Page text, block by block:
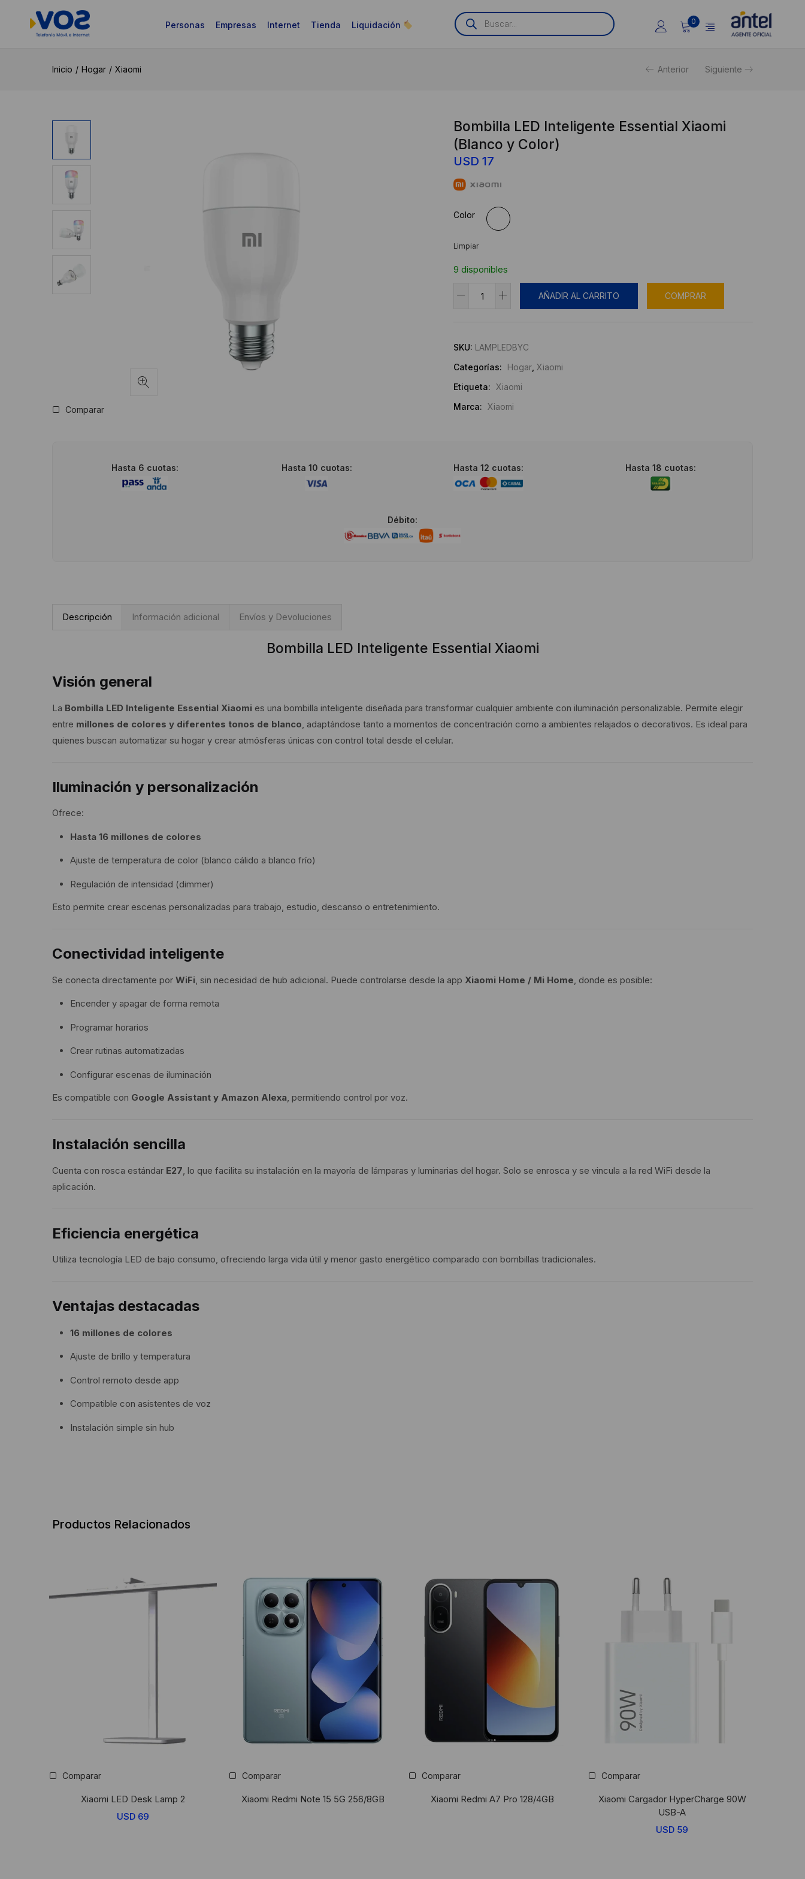
Personas Empresas Internet Tienda Liquidación
Búsqueda
de
productos
0
Inicio Hogar Xiaomi Anterior Siguiente
Comparar
Bombilla LED Inteligente Essential Xiaomi
(Blanco y Color)
USD 17
Color
Limpiar
9 disponibles
Xiaomi
(Blanco
y
AÑADIR AL CARRITO COMPRAR
SKU: LAMPLEDBYC
Categorías:
Hogar Xiaomi
Etiqueta: Xiaomi
Marca: Xiaomi
Hasta 6 cuotas: Hasta 10 cuotas: Hasta 12 cuotas: Hasta 18 cuotas:
Débito:
Descripción Información adicional Envíos y Devoluciones
Bombilla LED Inteligente Essential Xiaomi
Visión general
La Bombilla LED Inteligente Essential Xiaomi es una bombilla inteligente diseñada para transformar cualquier ambiente con iluminación personalizable. Permite elegir
entre millones de colores y diferentes tonos de blanco , adaptándose tanto a momentos de concentración como a ambientes relajados o decorativos. Es ideal para
quienes buscan automatizar su hogar y crear atmósferas únicas con control total desde el celular.
Iluminación y personalización
Ofrece:
Hasta 16 millones de colores
Ajuste de temperatura de color (blanco cálido a blanco frío)
Regulación de intensidad (dimmer)
Esto permite crear escenas personalizadas para trabajo, estudio, descanso o entretenimiento.
Conectividad inteligente
Se conecta directamente por WiFi , sin necesidad de hub adicional. Puede controlarse desde la app Xiaomi Home / Mi Home , donde es posible:
Encender y apagar de forma remota
Programar horarios
Crear rutinas automatizadas
Configurar escenas de iluminación
Es compatible con Google Assistant y Amazon Alexa, permitiendo control por voz.
Instalación sencilla
Cuenta con rosca estándar E27 , lo que facilita su instalación en la mayoría de lámparas y luminarias del hogar. Solo se enrosca y se vincula a la red WiFi desde la
aplicación.
Eficiencia energética
Utiliza tecnología LED de bajo consumo, ofreciendo larga vida útil y menor gasto energético comparado con bombillas tradicionales.
Ventajas destacadas
16 millones de colores
Ajuste de brillo y temperatura
Control remoto desde app
Compatible con asistentes de voz
Instalación simple sin hub
Productos Relacionados
Comparar
Xiaomi LED Desk Lamp 2
USD 69
Comparar
Xiaomi Redmi Note 15 5G 256/8GB
Comparar
Xiaomi Redmi A7 Pro 128/4GB
Comparar
Xiaomi Cargador HyperCharge 90W
USB-A
USD 59